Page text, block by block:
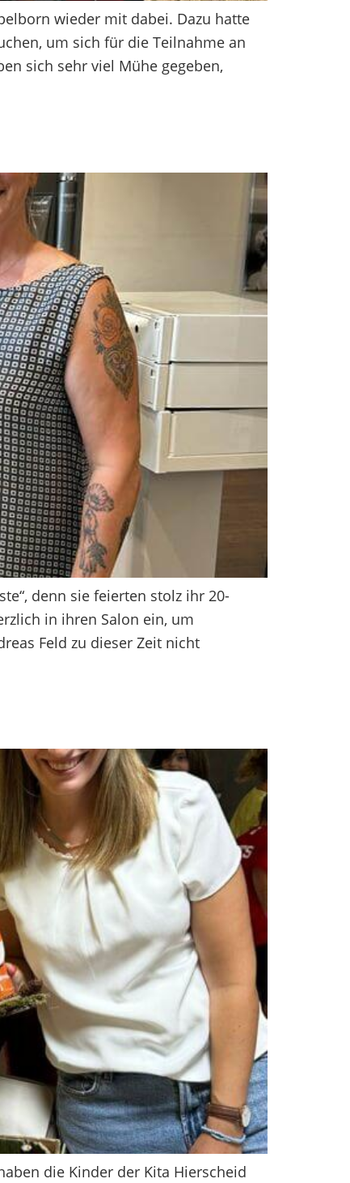
wieder mit dabei. Dazu hatte
um sich für die Teilnahme an
sich sehr viel Mühe gegeben,
denn sie feierten stolz ihr 20-
in ihren Salon ein, um
Feld zu dieser Zeit nicht
die Kinder der Kita Hierscheid